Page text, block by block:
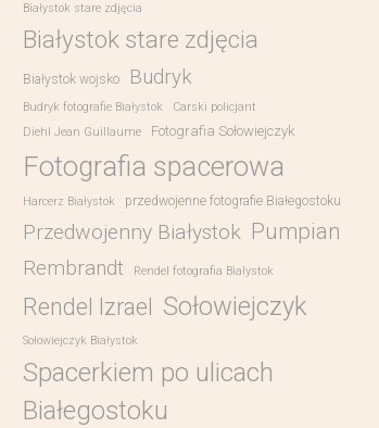
Białystok stare zdjęcia
Białystok stare zdjęcia
Białystok wojsko Budryk
Budryk fotografie Białystok
Carski policjant
Diehl Jean Guillaume
Fotografia Sołowiejczyk
Fotografia spacerowa
Harcerz Białystok przedwojenne fotografie Białegostoku
Przedwojenny Białystok Pumpian
Rembrandt Rendel fotografia Bialystok
Rendel Izrael Sołowiejczyk
Sołowiejczyk Białystok
Spacerkiem po ulicach
Białegostoku